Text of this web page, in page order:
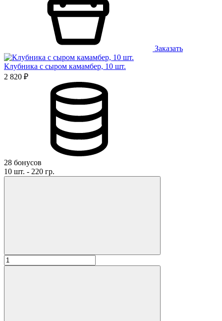
Заказать
Клубника с сыром камамбер, 10 шт.
2 820 ₽
28 бонусов
10 шт. - 220 гр.